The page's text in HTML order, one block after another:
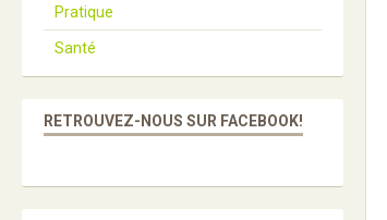
Pratique
Santé
RETROUVEZ-NOUS SUR FACEBOOK!